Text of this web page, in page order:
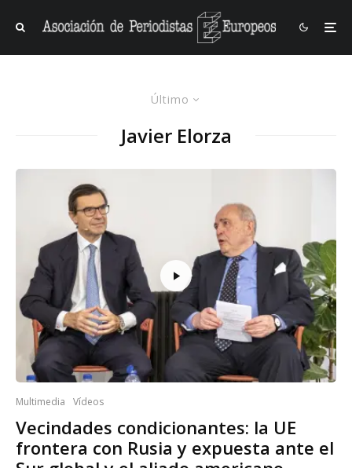
Último
Javier Elorza
Multimedia Vídeos
Vecindades condicionantes: la UE
frontera con Rusia y expuesta ante el